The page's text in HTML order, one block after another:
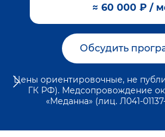
≈ 60 000 ₽ /
Обсудить
Цены ориентировочные, не
ГК РФ). Медсопровождение
«Меданна» (лиц. Л041-